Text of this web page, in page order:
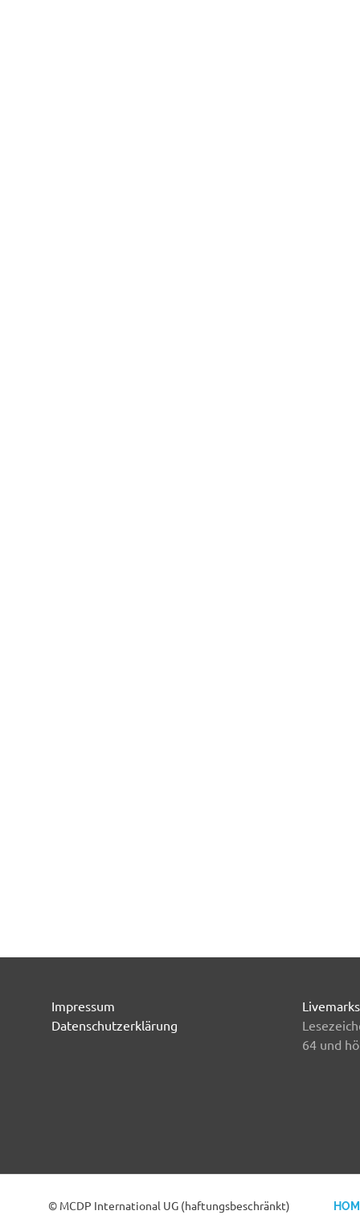
Impressum
Datenschutzerklärung
Livemarks
64 und
© MCDP International UG (haftungsbeschränkt)